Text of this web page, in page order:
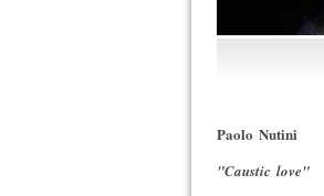
Paolo Nutini
"Caustic love"